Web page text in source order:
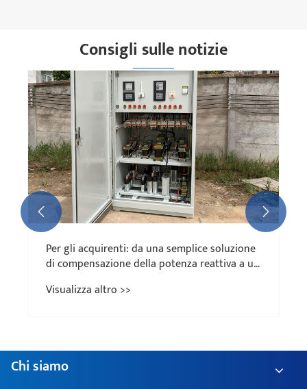
Consigli sulle notizie
Per gli acquirenti: da una semplice soluzione
di compensazione della potenza reattiva a un
completo, quali funzionalità dovrebbe
Visualizza altro >>
 
Chi siamo